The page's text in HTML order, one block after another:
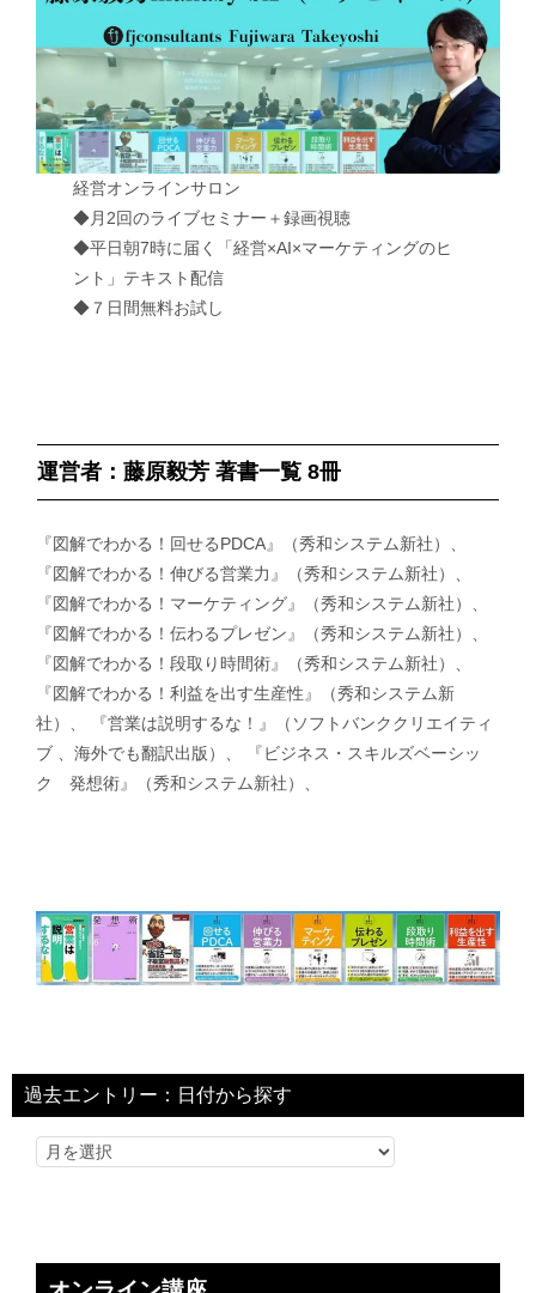
経営オンラインサロン
◆月2回のライブセミナー＋録画視聴
◆平日朝7時に届く「経営×AI×マーケティングのヒ
ント」テキスト配信
◆７日間無料お試し
運営者：藤原毅芳 著書一覧 8冊
『図解でわかる！回せるPDCA』（秀和システム新社）、
『図解でわかる！伸びる営業力』（秀和システム新社）、
『図解でわかる！マーケティング』（秀和システム新社）、
『図解でわかる！伝わるプレゼン』（秀和システム新社）、
『図解でわかる！段取り時間術』（秀和システム新社）、
『図解でわかる！利益を出す生産性』（秀和システム新
社）、 『営業は説明するな！』（ソフトバンククリエイティ
ブ 、海外でも翻訳出版）、 『ビジネス・スキルズベーシッ
ク 発想術』（秀和システム新社）、
過去エントリー：日付から探す